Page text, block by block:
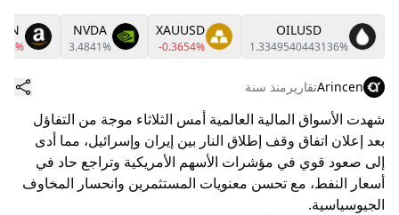
OILUSD
1.3349540443136%
XAUUSD
-0.3654%
NVDA
3.4841%
Arincenتقارير منذ سنة
شهدت الأسواق المالية العالمية أمس الثلاثاء موجة من التفاؤل
بعد إعلان اتفاق وقف إطلاق النار بين إيران وإسرائيل، مما أدى
إلى صعود قوي في مؤشرات الأسهم الأمريكية وتراجع حاد في
أسعار النفط، مع تحسن معنويات المستثمرين وانحسار المخاوف
الجيوسياسية.